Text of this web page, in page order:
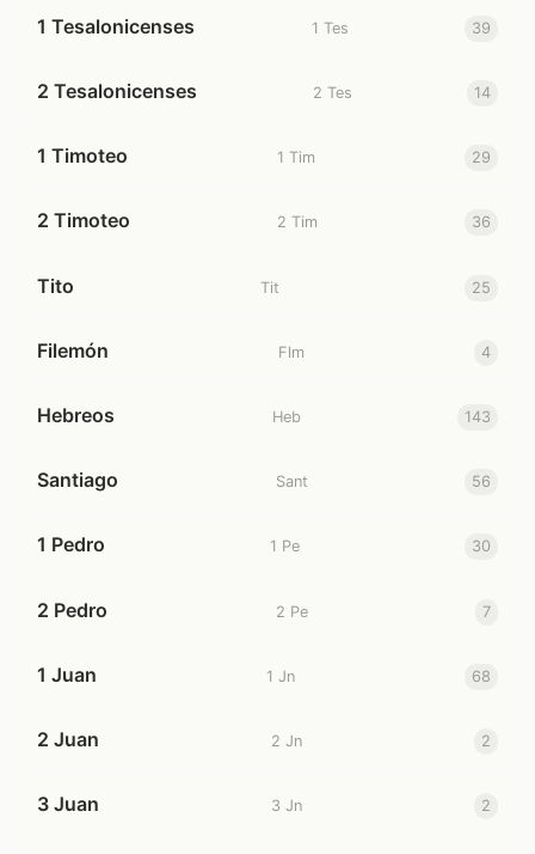
1 Tesalonicenses 1 Tes 39
2 Tesalonicenses 2 Tes 14
1 Timoteo 1 Tim 29
2 Timoteo 2 Tim 36
Tito Tit 25
Filemón Flm 4
Hebreos Heb 143
Santiago Sant 56
1 Pedro 1 Pe 30
2 Pedro 2 Pe 7
1 Juan 1 Jn 68
2 Juan 2 Jn 2
3 Juan 3 Jn 2